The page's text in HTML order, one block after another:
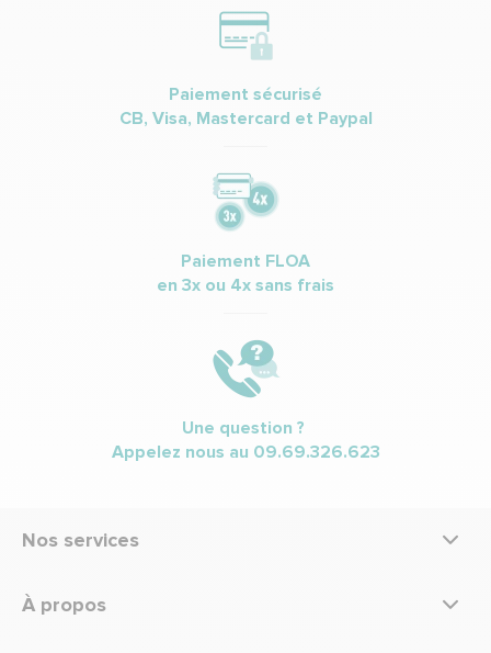
Paiement sécurisé
CB, Visa, Mastercard et Paypal
Paiement FLOA
en 3x ou 4x sans frais
Une question ?
Appelez nous au 09.69.326.623
Nos services
À propos